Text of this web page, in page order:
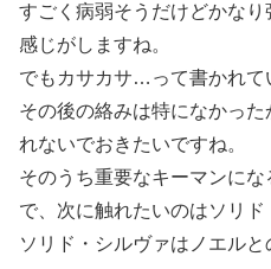
すごく病弱そうだけどかな
感じがしますね。
でもカサカサ…って書かれて
その後の絡みは特になかっ
れないでおきたいですね。
そのうち重要なキーマンにな
で、次に触れたいのはソリド
ソリド・シルヴァはノエル